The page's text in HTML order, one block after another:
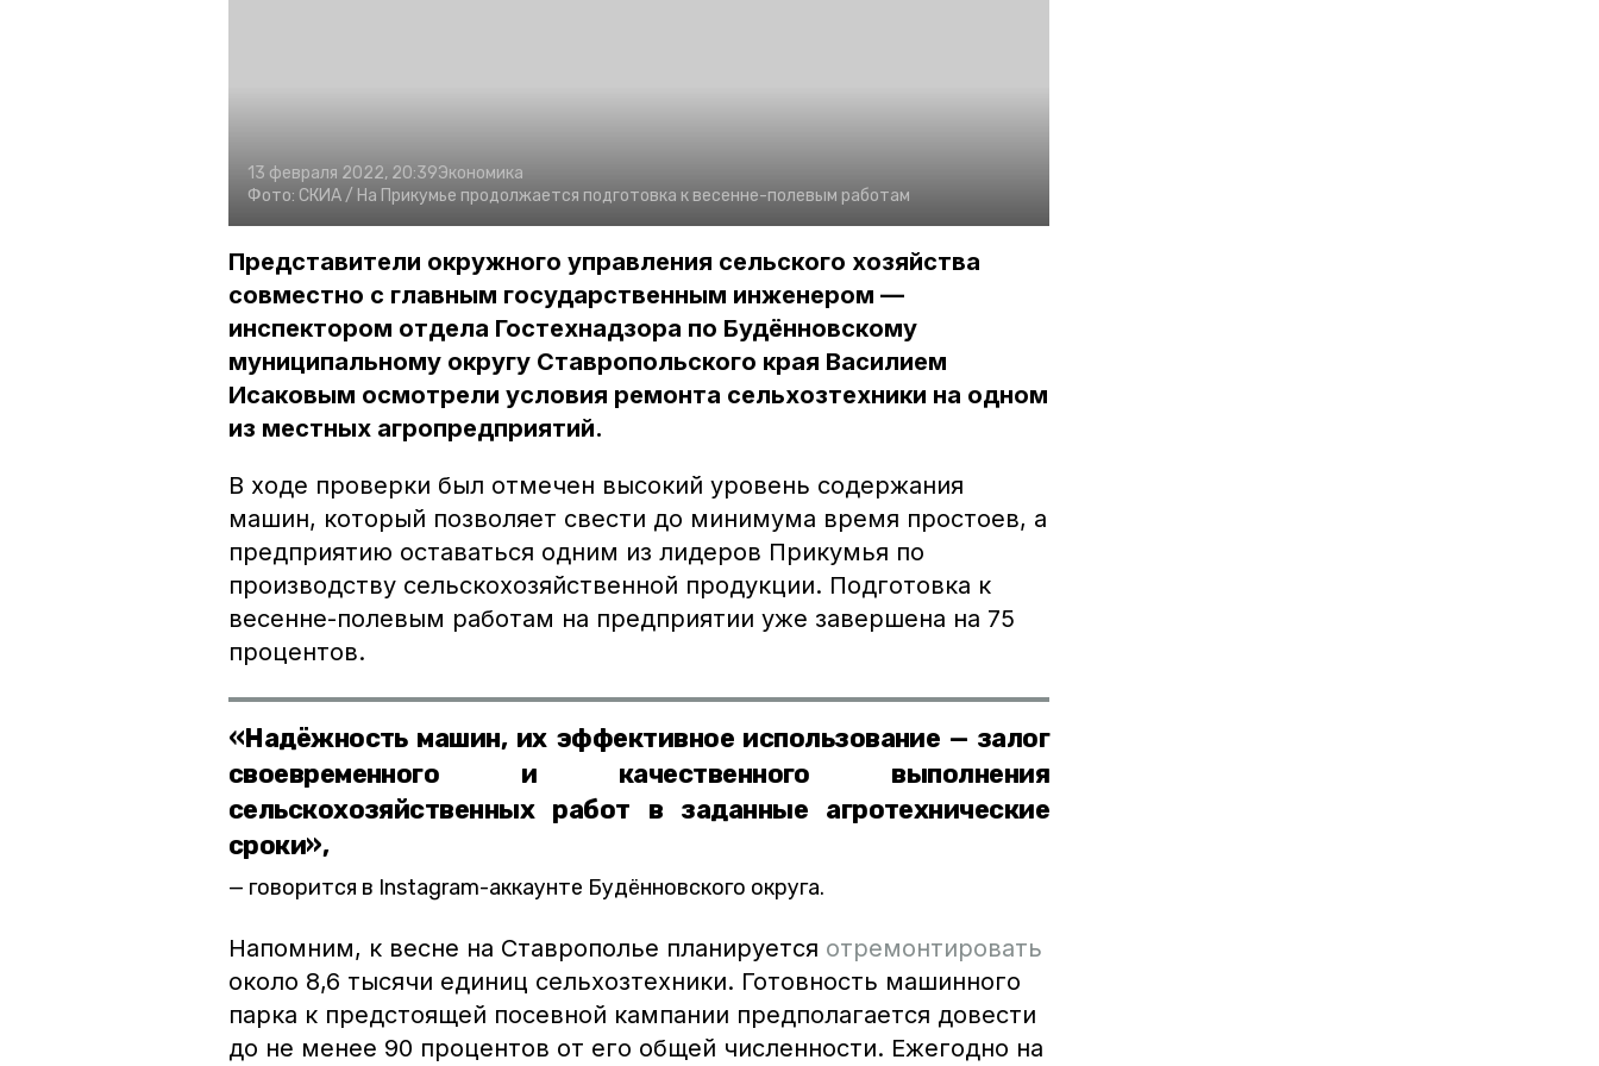
13 февраля 2022, 20:39Экономика
Фото: СКИА / На Прикумье продолжается подготовка к весенне-полевым работам
Представители окружного управления сельского хозяйства
совместно с главным государственным инженером —
инспектором отдела Гостехнадзора по Будённовскому
муниципальному округу Ставропольского края Василием
Исаковым осмотрели условия ремонта сельхозтехники на одном
из местных агропредприятий.
В ходе проверки был отмечен высокий уровень содержания
машин, который позволяет свести до минимума время простоев, а
предприятию оставаться одним из лидеров Прикумья по
производству сельскохозяйственной продукции. Подготовка к
весенне-полевым работам на предприятии уже завершена на 75
процентов.
«Надёжность машин, их эффективное использование — залог
своевременного и качественного выполнения
сельскохозяйственных работ в заданные агротехнические
сроки»,
говорится в Instagram-аккаунте Будённовского округа.
Напомним, к весне на Ставрополье планируется отремонтировать
около 8,6 тысячи единиц сельхозтехники. Готовность машинного
парка к предстоящей посевной кампании предполагается довести
до не менее 90 процентов от его общей численности. Ежегодно на